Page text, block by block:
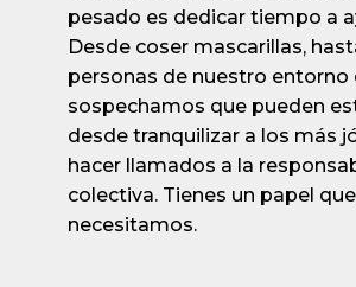
pesado es dedicar tiempo a
Desde coser mascarillas,
personas de nuestro entorno
sospechamos que pueden
desde tranquilizar a los más
hacer llamados a la
colectiva. Tienes un papel
necesitamos.